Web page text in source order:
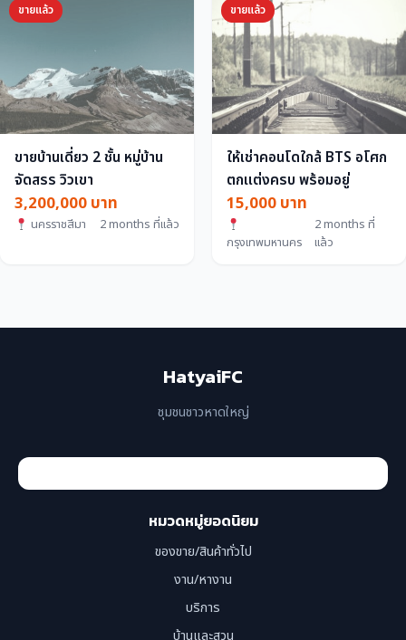
ขายแล้ว
ขายบ้านเดี่ยว 2 ชั้น หมู่บ้าน
จัดสรร วิวเขา
3,200,000 บาท
นครราชสีมา 2 months ที่แล้ว
ขายแล้ว
ให้เช่าคอนโดใกล้ BTS อโศก
ตกแต่งครบ พร้อมอยู่
15,000 บาท
กรุงเทพมหานคร
2 months ที่
แล้ว
HatyaiFC
ชุมชนชาวหาดใหญ่
หมวดหมู่ยอดนิยม
ของขาย/สินค้าทั่วไป
งาน/หางาน
บริการ
บ้านและสวน